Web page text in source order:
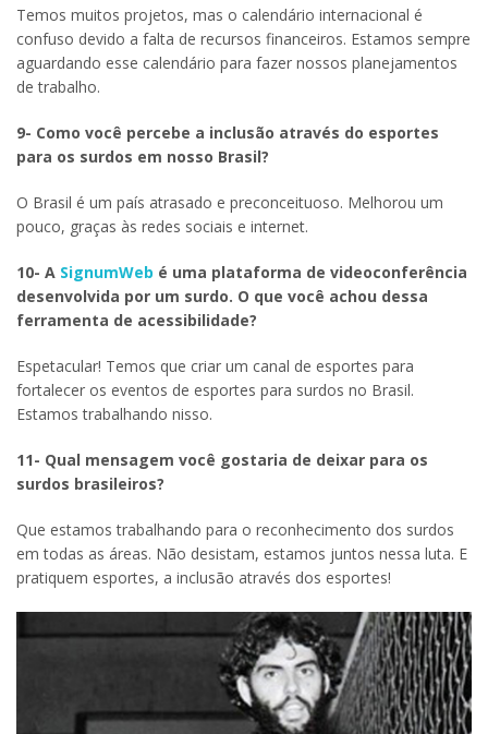
Temos muitos projetos, mas o calendário internacional é
confuso devido a falta de recursos financeiros. Estamos sempre
aguardando esse calendário para fazer nossos planejamentos
de trabalho.
9- Como você percebe a inclusão através do esportes
para os surdos em nosso Brasil?
O Brasil é um país atrasado e preconceituoso. Melhorou um
pouco, graças às redes sociais e internet.
10- A SignumWeb é uma plataforma de videoconferência
desenvolvida por um surdo. O que você achou dessa
ferramenta de acessibilidade?
Espetacular! Temos que criar um canal de esportes para
fortalecer os eventos de esportes para surdos no Brasil.
Estamos trabalhando nisso.
11- Qual mensagem você gostaria de deixar para os
surdos brasileiros?
Que estamos trabalhando para o reconhecimento dos surdos
em todas as áreas. Não desistam, estamos juntos nessa luta. E
pratiquem esportes, a inclusão através dos esportes!